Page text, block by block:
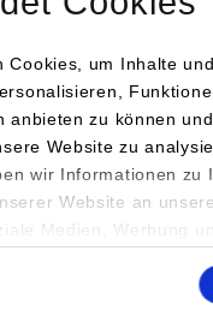
Cookies, um Inhalte und
anbieten zu können
Website zu
wir Informationen zu
Website an unsere
Medien, Werbung
Maps) führen diese